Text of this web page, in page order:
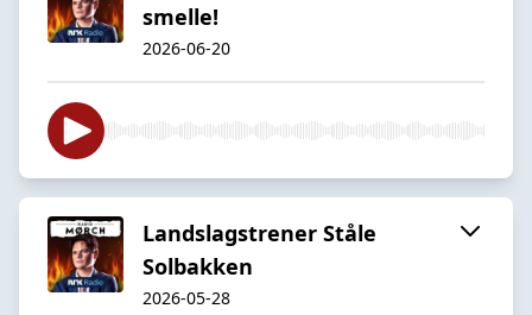
smelle!
2026-06-20
Landslagstrener Ståle
Solbakken
2026-05-28